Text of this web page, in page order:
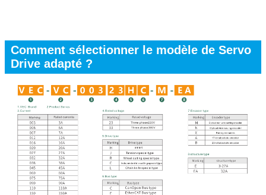
Comment sélectionner le modèle de Servo
Drive adapté ?